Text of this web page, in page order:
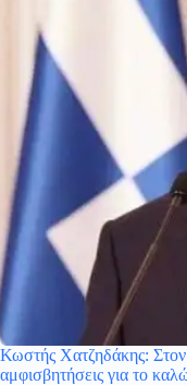
Κωστής Χατζηδάκης:
αμφισβητήσεις για το